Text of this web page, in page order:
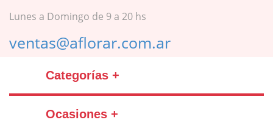
Lunes a Domingo de 9 a 20 hs
ventas@aflorar.com.ar
Categorías +
Ocasiones +